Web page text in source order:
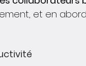
et en